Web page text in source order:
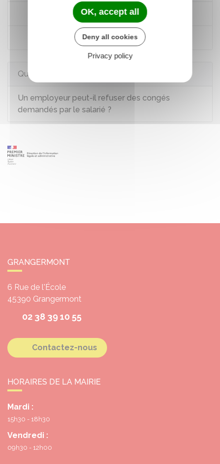
Code du travail : articles L3141-1 à L3141-2
Code du travail : article L3141-22
Questions ? Réponses !
Un employeur peut-il refuser des congés
demandés par le salarié ?
GRANGERMONT
6 Rue de l'École
45390 Grangermont
02 38 39 10 55
Contactez-nous
HORAIRES DE LA MAIRIE
Mardi :
15h30 - 18h30
Vendredi :
09h30 - 12h00
OK, accept all
Deny all cookies
Privacy policy